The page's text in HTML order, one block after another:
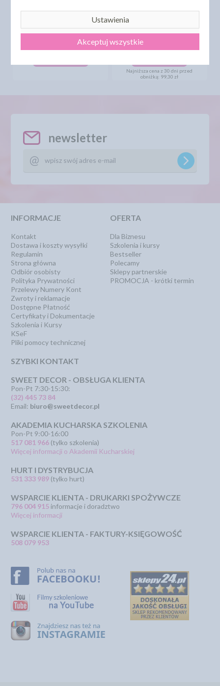
SILIKONOWA INTRECCIO
3D
116,33 zł
SILIKONOWA CYTRYNA
DELIZIA AL LIMONE 3D
cena:
Najniższa cena z 30 dni przed
obniżką: 99,30 zł
newsletter
INFORMACJE
Kontakt
Dostawa i koszty wysyłki
Regulamin
Strona główna
Odbiór osobisty
Polityka Prywatności
Przelewy Numery Kont
Zwroty i reklamacje
Dostępne Płatność
Certyfikaty i Dokumentacje
Szkolenia i Kursy
KSeF
Pliki pomocy technicznej
OFERTA
Dla Biznesu
Szkolenia i kursy
Bestseller
Polecamy
Sklepy partnerskie
PROMOCJA - krótki termin
SZYBKI KONTAKT
SWEET DECOR - OBSŁUGA KLIENTA
Pon-Pt 7:30-15:30:
(32) 445 73 84
Email: biuro@sweetdecor.pl
AKADEMIA KUCHARSKA SZKOLENIA
Pon-Pt 9:00-16:00
517 081 966 (tylko szkolenia)
Więcej informacji o Akademii Kucharskiej
HURT I DYSTRYBUCJA
531 333 989 (tylko hurt)
WSPARCIE KLIENTA - DRUKARKI SPOŻYWCZE
796 004 915 informacje i doradztwo
Więcej informacji
WSPARCIE KLIENTA - FAKTURY-KSIĘGOWOŚĆ
508 079 953
Ustawienia
Akceptuj wszystkie